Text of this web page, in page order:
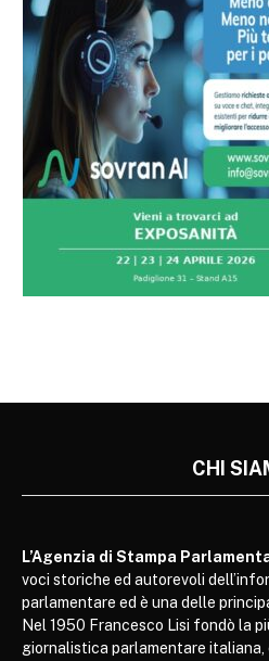
CHI
L’Agenzia di Stampa
voci storiche ed autorevoli
parlamentare ed è una delle
Nel 1950 Francesco Lisi fondò la
giornalistica parlamentare italiana,